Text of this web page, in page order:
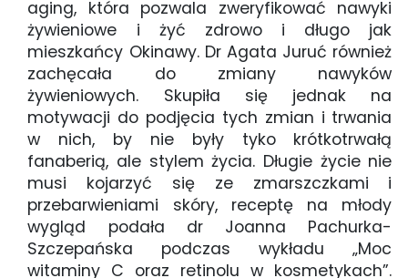
aging, która pozwala zweryfikować nawyki
żywieniowe i żyć zdrowo i długo jak
mieszkańcy Okinawy. Dr Agata Juruć również
zachęcała do zmiany nawyków
żywieniowych. Skupiła się jednak na
motywacji do podjęcia tych zmian i trwania
w nich, by nie były tyko krótkotrwałą
fanaberią, ale stylem życia. Długie życie nie
musi kojarzyć się ze zmarszczkami i
przebarwieniami skóry, receptę na młody
wygląd podała dr Joanna Pachurka-
Szczepańska podczas wykładu „Moc
witaminy C oraz retinolu w kosmetykach”.